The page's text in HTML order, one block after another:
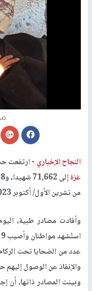
النجاح الإخباري -ارتفعت
غزة
من تشرين الأول/ أكتوبر 2023.
عدد من الضحايا تحت
والإنقاذ عن الوصول